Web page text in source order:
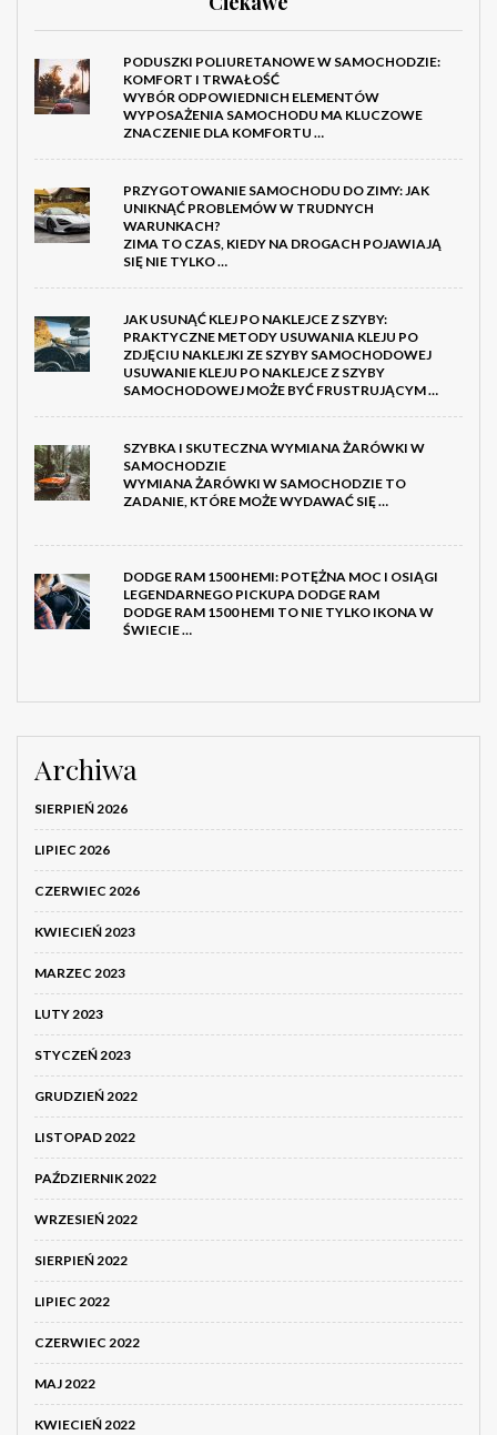
PODUSZKI POLIURETANOWE W SAMOCHODZIE:
KOMFORT I TRWAŁOŚĆ
WYBÓR ODPOWIEDNICH ELEMENTÓW
WYPOSAŻENIA SAMOCHODU MA KLUCZOWE
ZNACZENIE DLA KOMFORTU …
PRZYGOTOWANIE SAMOCHODU DO ZIMY: JAK
UNIKNĄĆ PROBLEMÓW W TRUDNYCH
WARUNKACH?
ZIMA TO CZAS, KIEDY NA DROGACH POJAWIAJĄ
SIĘ NIE TYLKO …
JAK USUNĄĆ KLEJ PO NAKLEJCE Z SZYBY:
PRAKTYCZNE METODY USUWANIA KLEJU PO
ZDJĘCIU NAKLEJKI ZE SZYBY SAMOCHODOWEJ
USUWANIE KLEJU PO NAKLEJCE Z SZYBY
SAMOCHODOWEJ MOŻE BYĆ FRUSTRUJĄCYM …
SZYBKA I SKUTECZNA WYMIANA ŻARÓWKI W
SAMOCHODZIE
WYMIANA ŻARÓWKI W SAMOCHODZIE TO
ZADANIE, KTÓRE MOŻE WYDAWAĆ SIĘ …
DODGE RAM 1500 HEMI: POTĘŻNA MOC I OSIĄGI
LEGENDARNEGO PICKUPA DODGE RAM
DODGE RAM 1500 HEMI TO NIE TYLKO IKONA W
ŚWIECIE …
Archiwa
SIERPIEŃ 2026
LIPIEC 2026
CZERWIEC 2026
KWIECIEŃ 2023
MARZEC 2023
LUTY 2023
STYCZEŃ 2023
GRUDZIEŃ 2022
LISTOPAD 2022
PAŹDZIERNIK 2022
WRZESIEŃ 2022
SIERPIEŃ 2022
LIPIEC 2022
CZERWIEC 2022
MAJ 2022
KWIECIEŃ 2022